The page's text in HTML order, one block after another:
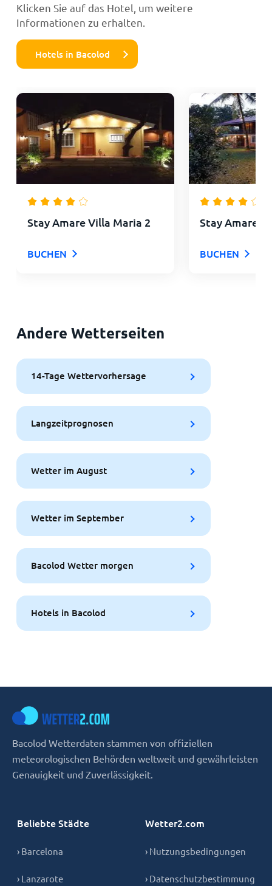
Klicken Sie auf das Hotel, um weitere
Informationen zu erhalten.
Hotels in Bacolod
Stay Amare Villa Maria 2
BUCHEN
Stay Amare
BUCHEN
Andere Wetterseiten
14-Tage Wettervorhersage
Langzeitprognosen
Wetter im August
Wetter im September
Bacolod Wetter morgen
Hotels in Bacolod
Bacolod Wetterdaten stammen von offiziellen
meteorologischen Behörden weltweit und gewährleisten
Genauigkeit und Zuverlässigkeit.
Beliebte Städte
› Barcelona
› Lanzarote
Wetter2.com
› Nutzungsbedingungen
› Datenschutzbestimmung